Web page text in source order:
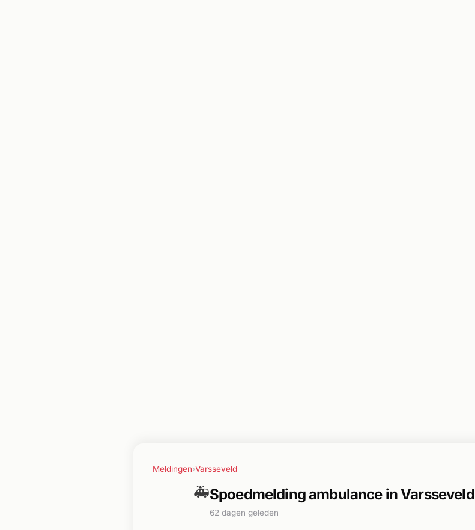
Meldingen›Varsseveld
🚑Spoedmelding ambulance in Varsseveld
62 dagen geleden